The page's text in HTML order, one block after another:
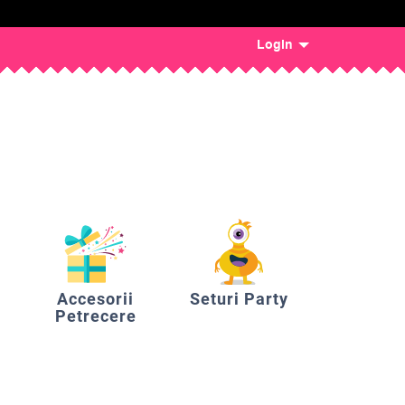
Login
Accesorii
Petrecere
Seturi Party